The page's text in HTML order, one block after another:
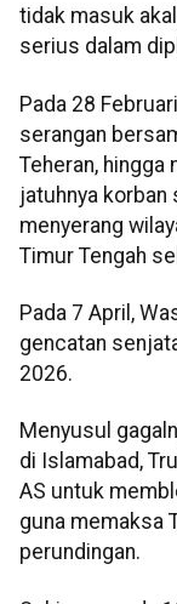
tidak masuk
serius dalam
Pada 28
serangan
Teheran, hingga
jatuhnya korban
menyerang
Timur Tengah
Pada 7 April,
gencatan
2026.
Menyusul
di Islamabad,
AS untuk
guna memaksa
perundingan.